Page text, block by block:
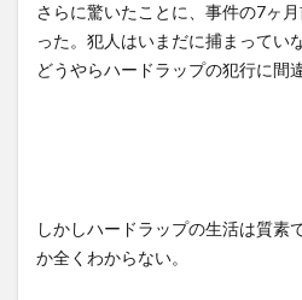
さらに驚いたことに、事件の7ヶ
った。犯人はいまだに捕まってい
どうやらハードラップの犯行に間
しかしハードラップの生活は質素
か全くわからない。